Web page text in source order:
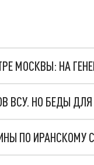
МОСКВЫ: НА
ВСУ. НО БЕДЫ
ПО ИРАНСКОМУ